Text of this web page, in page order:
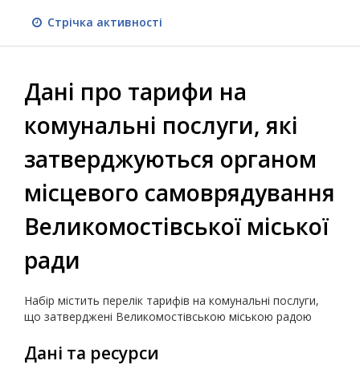
Стрічка активності
Дані про тарифи на
комунальні послуги, які
затверджуються органом
місцевого самоврядування
Великомостівської міської
ради
Набір містить перелік тарифів на комунальні послуги,
що затверджені Великомостівською міською радою
Дані та ресурси